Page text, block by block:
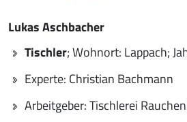
Lukas Aschbacher
Tischler; Wohnort: Lappach;
Experte: Christian Bachmann
Arbeitgeber: Tischlerei